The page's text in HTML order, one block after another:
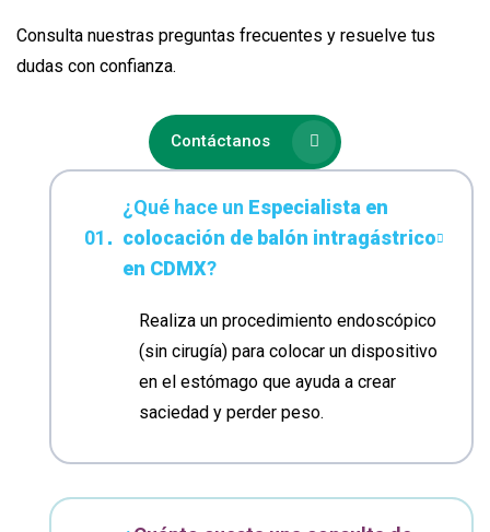
Consulta nuestras preguntas frecuentes y resuelve tus
dudas con confianza.
Contáctanos
¿Qué hace un Especialista en
colocación de balón intragástrico
en CDMX?
Realiza un procedimiento endoscópico
(sin cirugía) para colocar un dispositivo
en el estómago que ayuda a crear
saciedad y perder peso.